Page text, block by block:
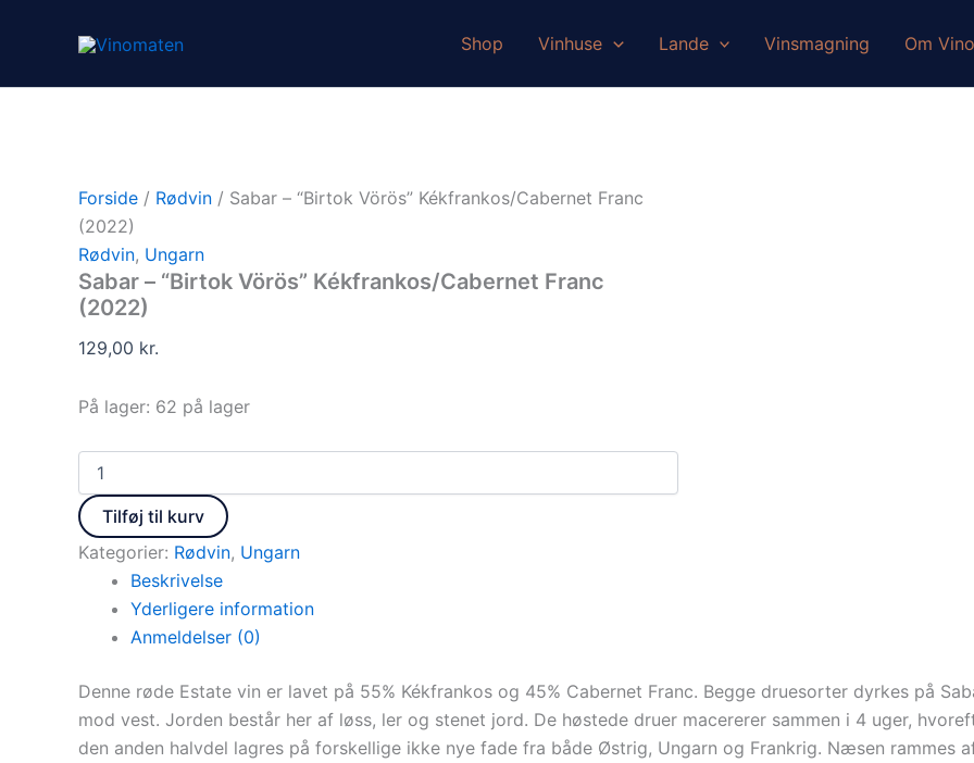
Shop Vinhuse Lande Vinsmagning Om
Forside / Rødvin / Sabar – “Birtok Vörös” Kékfrankos/Cabernet Franc
(2022)
Rødvin, Ungarn
Sabar – “Birtok Vörös” Kékfrankos/Cabernet Franc
(2022)
129,00 kr.
På lager: 62 på lager
"Birtok
Tilføj til kurv
Kategorier: Rødvin, Ungarn
Beskrivelse
Yderligere information
Anmeldelser (0)
Denne røde Estate vin er lavet på 55% Kékfrankos og 45% Cabernet Franc. Begge druesorter dyrkes på
mod vest. Jorden består her af løss, ler og stenet jord. De høstede druer macererer sammen i 4 uger,
den anden halvdel lagres på forskellige ikke nye fade fra både Østrig, Ungarn og Frankrig. Næsen